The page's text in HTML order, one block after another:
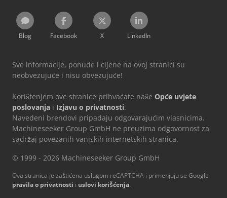
Blog Facebook X LinkedIn
Sve informacije, ponude i cijene na ovoj stranici su
neobvezujuće i nisu obvezujuće!
Korištenjem ove stranice prihvaćate naše Opće uvjete
poslovanja i Izjavu o privatnosti.
Navedeni brendovi pripadaju odgovarajućim vlasnicima.
Machineseeker Group GmbH ne preuzima odgovornost za
sadržaj povezanih vanjskih internetskih stranica.
© 1999 - 2026 Machineseeker Group GmbH
Ova stranica je zaštićena uslugom reCAPTCHA i primenjuju se Google
pravila o privatnosti i uslovi korišćenja.